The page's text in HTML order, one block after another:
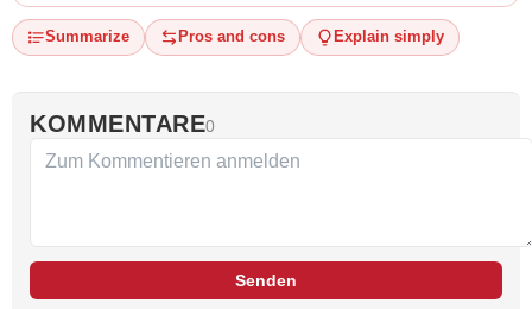
Summarize Pros and cons Explain simply
KOMMENTARE0
Senden